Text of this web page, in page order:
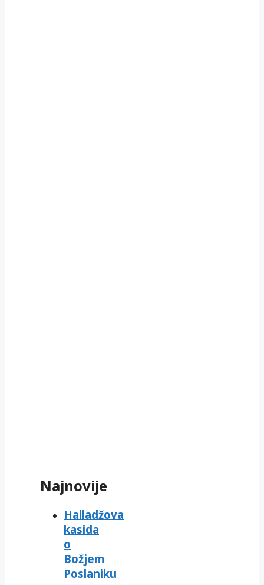
Najnovije
Halladžova
kasida
o
Božjem
Poslaniku